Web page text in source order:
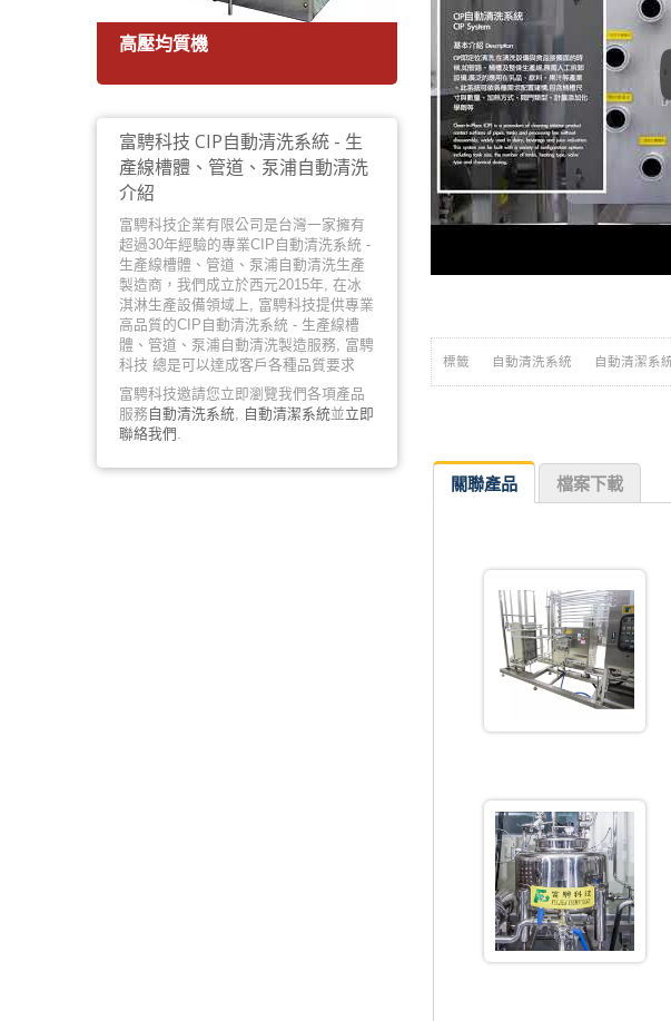
高壓均質機 全自動連續式冰淇淋機
富騁科技 CIP自動清洗系統 - 生
產線槽體、管道、泵浦自動清洗
介紹
富騁科技企業有限公司是台灣一家擁有
超過30年經驗的專業CIP自動清洗系統 -
生產線槽體、管道、泵浦自動清洗生產
製造商，我們成立於西元2015年, 在冰
淇淋生產設備領域上, 富騁科技提供專業
高品質的CIP自動清洗系統 - 生產線槽
體、管道、泵浦自動清洗製造服務, 富騁
科技 總是可以達成客戶各種品質要求
富騁科技邀請您立即瀏覽我們各項產品
服務 自動清洗系統, 自動清潔系統並立即
聯絡我們 .
標籤 自動清洗系統 自動清潔系
關聯產品 檔案下載